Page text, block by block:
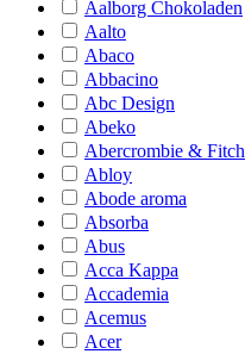
Aalborg Chokoladen
Aalto
Abaco
Abbacino
Abc Design
Abeko
Abercrombie & Fitch
Abloy
Abode aroma
Absorba
Abus
Acca Kappa
Accademia
Acemus
Acer